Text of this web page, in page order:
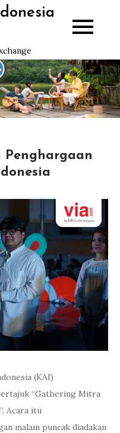
Penghargaan
(KAI)
“Gathering Mitra
Acara itu
malam puncak diadakan